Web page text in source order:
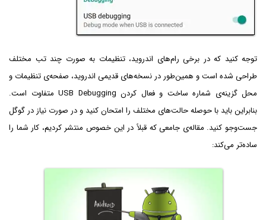
توجه کنید که در برخی رام‌های اندروید، تنظیمات به صورت چند تب مختلف
طراحی شده است و همین‌طور در نسخه‌های قدیمی اندروید، صفحه‌ی تنظیمات و
محل گزینه‌ی شماره ساخت و فعال کردن USB Debugging متفاوت است.
بنابراین باید با حوصله حالت‌های مختلف را امتحان کنید و در صورت نیاز در گوگل
جست‌وجو کنید. مقاله‌ی جامعی که قبلاً در این خصوص منتشر کردیم، کار شما را
ساده‌تر می‌کند: